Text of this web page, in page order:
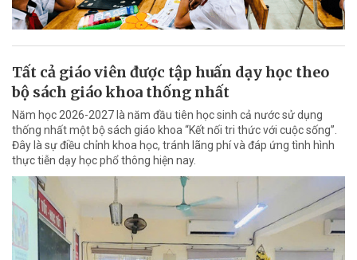
Tất cả giáo viên được tập huấn dạy học theo
bộ sách giáo khoa thống nhất
Năm học 2026-2027 là năm đầu tiên học sinh cả nước sử dụng
thống nhất một bộ sách giáo khoa “Kết nối tri thức với cuộc sống”.
Đây là sự điều chỉnh khoa học, tránh lãng phí và đáp ứng tình hình
thực tiễn dạy học phổ thông hiện nay.